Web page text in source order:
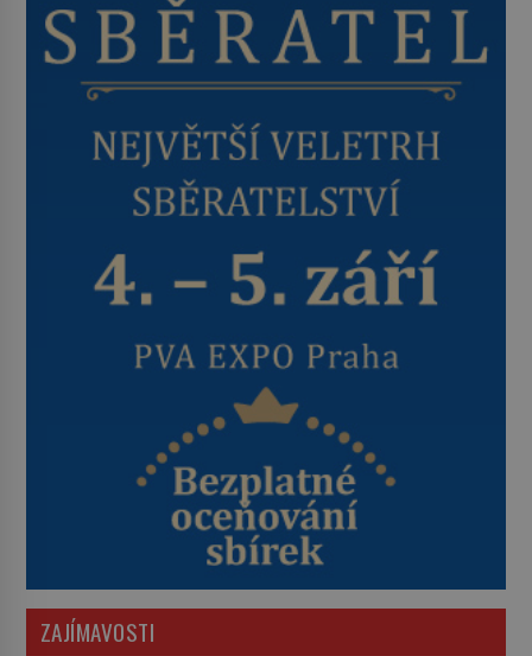
ZAJÍMAVOSTI